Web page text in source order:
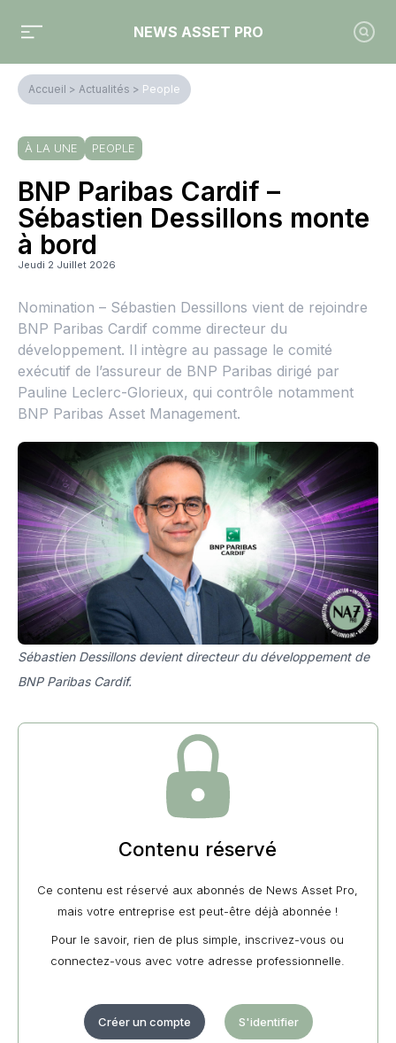
NEWS ASSET PRO
Accueil > Actualités > People
À LA UNE PEOPLE
BNP Paribas Cardif –
Sébastien Dessillons monte
à bord
Jeudi 2 Juillet 2026
Nomination – Sébastien Dessillons vient de rejoindre
BNP Paribas Cardif comme directeur du
développement. Il intègre au passage le comité
exécutif de l’assureur de BNP Paribas dirigé par
Pauline Leclerc-Glorieux, qui contrôle notamment
BNP Paribas Asset Management.
Sébastien Dessillons devient directeur du développement de
BNP Paribas Cardif.
Contenu réservé
Ce contenu est réservé aux abonnés de News Asset Pro,
mais votre entreprise est peut-être déjà abonnée !
Pour le savoir, rien de plus simple, inscrivez-vous ou
connectez-vous avec votre adresse professionnelle.
Créer un compte S'identifier